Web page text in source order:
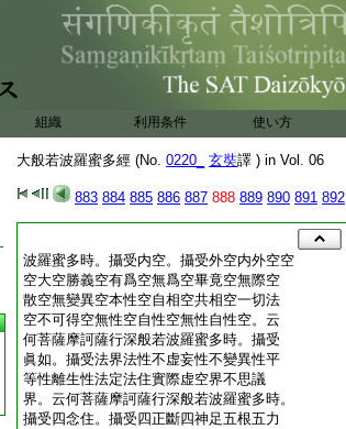
組織 利用条件 使い方
大般若波羅蜜多經 (No. 0220_ 玄奘譯 ) in Vol. 06
883 884 885 886 887 888 889 890 891 892
波羅蜜多時。攝受内空。攝受外空内外空空
空大空勝義空有爲空無爲空畢竟空無際空
散空無變異空本性空自相空共相空一切法
空不可得空無性空自性空無性自性空。云
何菩薩摩訶薩行深般若波羅蜜多時。攝受
眞如。攝受法界法性不虚妄性不變異性平
等性離生性法定法住實際虚空界不思議
界。云何菩薩摩訶薩行深般若波羅蜜多時。
攝受四念住。攝受四正斷四神足五根五力